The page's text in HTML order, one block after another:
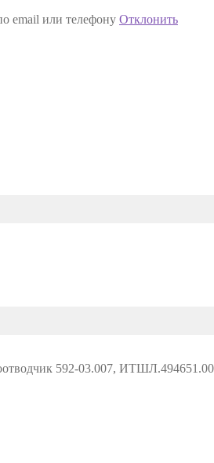
email или телефону Отклонить
592-03.007,